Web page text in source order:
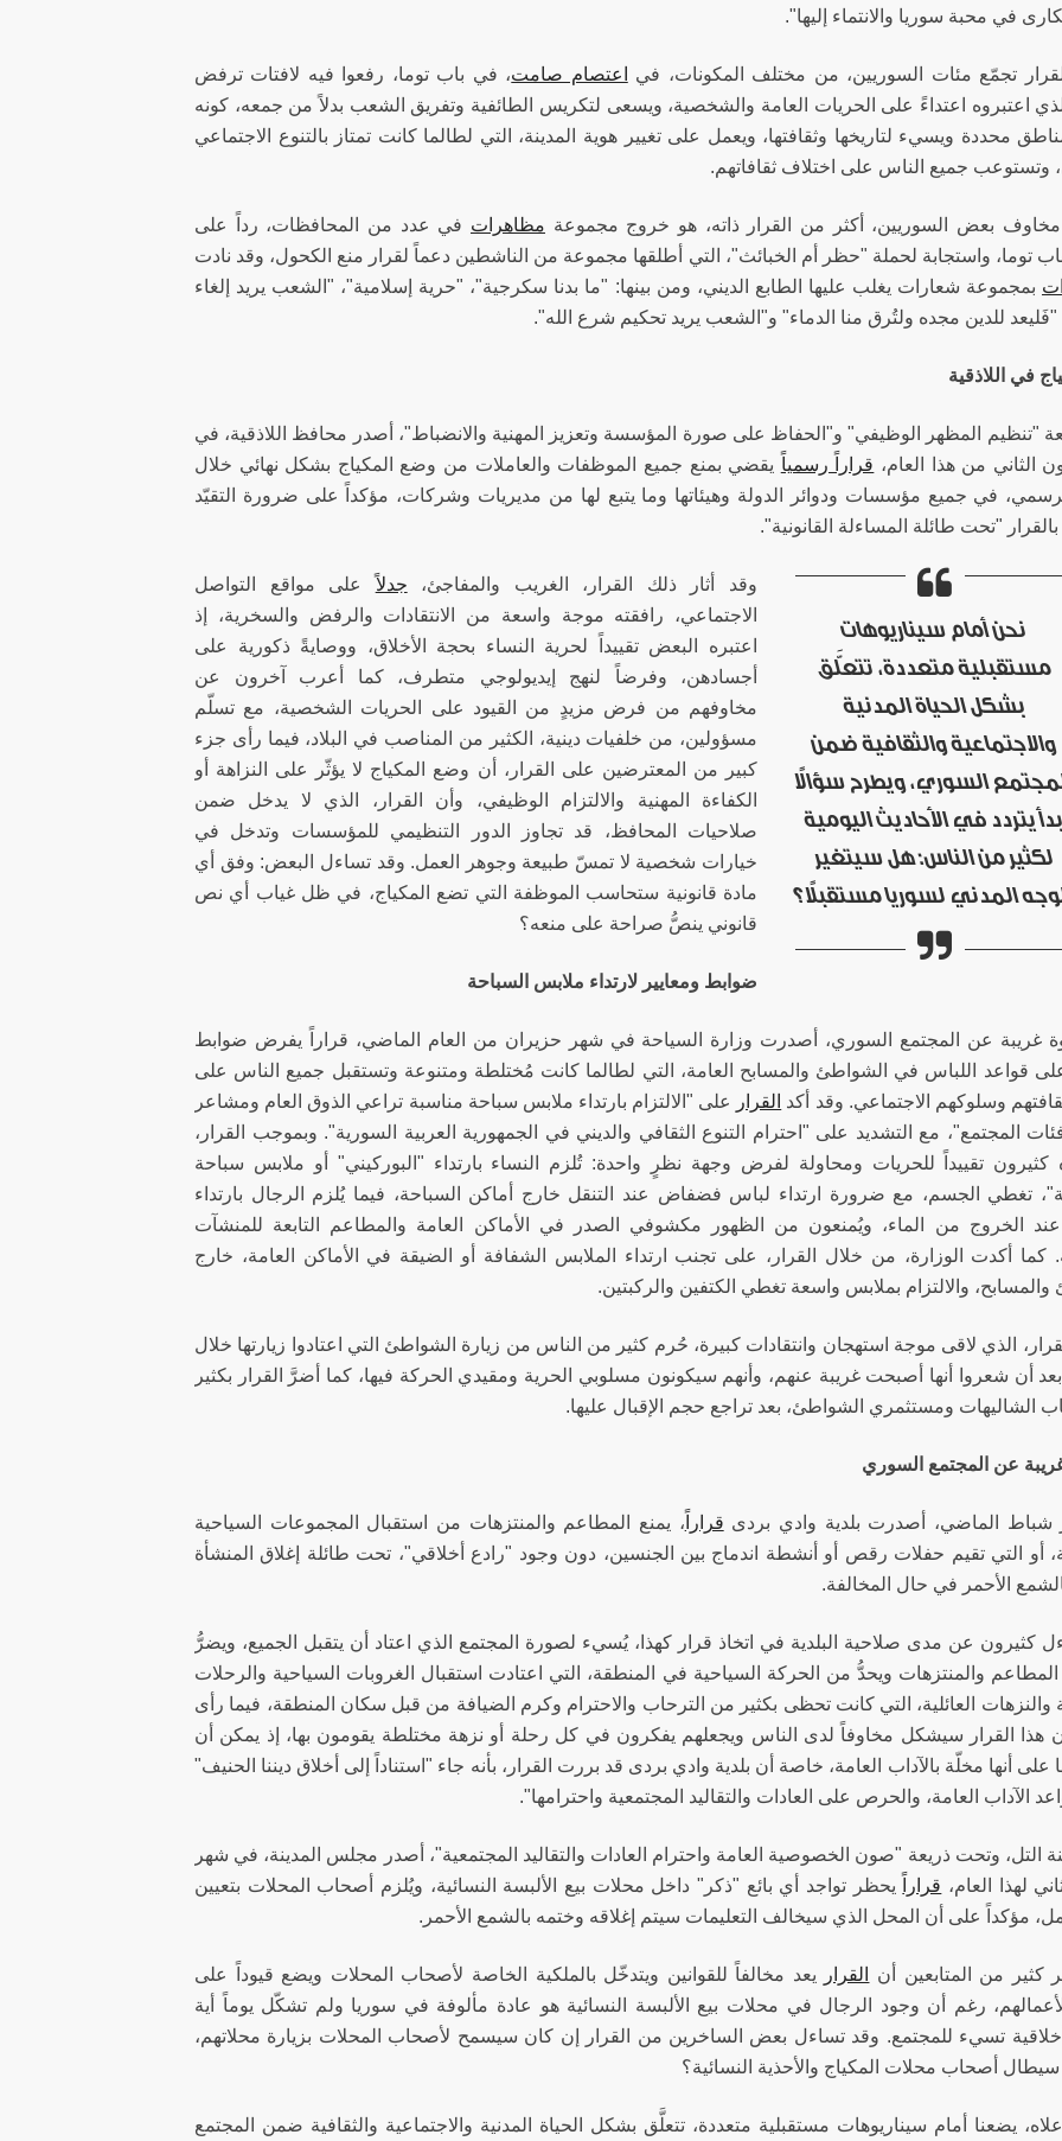
في محبة سوريا والانتماء إليها".
تجمّع مئات السوريين، من مختلف المكونات، في اعتصام صامت، في باب توما، رفعوا فيه لافتات ترفض
الذي اعتبروه اعتداءً على الحريات العامة والشخصية، ويسعى لتكريس الطائفية وتفريق الشعب بدلاً من جمعه، كونه
محددة ويسيء لتاريخها وثقافتها، ويعمل على تغيير هوية المدينة، التي لطالما كانت تمتاز بالتنوع الاجتماعي
وتستوعب جميع الناس على اختلاف ثقافاتهم.
مخاوف بعض السوريين، أكثر من القرار ذاته، هو خروج مجموعة مظاهرات في عدد من المحافظات، رداً على
توما، واستجابة لحملة "حظر أم الخبائث"، التي أطلقها مجموعة من الناشطين دعماً لقرار منع الكحول، وقد نادت
بمجموعة شعارات يغلب عليها الطابع الديني، ومن بينها: "ما بدنا سكرجية"، "حرية إسلامية"، "الشعب يريد إلغاء
"فَليعد للدين مجده ولتُرق منا الدماء" و"الشعب يريد تحكيم شرع الله".
في اللاذقية
"تنظيم المظهر الوظيفي" و"الحفاظ على صورة المؤسسة وتعزيز المهنية والانضباط"، أصدر محافظ اللاذقية، في
الثاني من هذا العام، قراراً رسمياً يقضي بمنع جميع الموظفات والعاملات من وضع المكياج بشكل نهائي خلال
في جميع مؤسسات ودوائر الدولة وهيئاتها وما يتبع لها من مديريات وشركات، مؤكداً على ضرورة التقيّد
بالقرار "تحت طائلة المساءلة القانونية".
نحن أمام سيناريوهات
مستقبلية متعددة، تتعلَّق
بشكل الحياة المدنية
والاجتماعية والثقافية ضمن
السوري، ويطرح سؤالاً
بدأ يتردد في الأحاديث اليومية
لكثير من الناس: هل سيتغير
المدني لسوريا مستقبلاً؟
وقد أثار ذلك القرار، الغريب والمفاجئ، جدلاًعلى مواقع التواصل
الاجتماعي، رافقته موجة واسعة من الانتقادات والرفض والسخرية، إذ
اعتبره البعض تقييداً لحرية النساء بحجة الأخلاق، ووصايةً ذكورية على
أجسادهن، وفرضاً لنهج إيديولوجي متطرف، كما أعرب آخرون عن
مخاوفهم من فرض مزيدٍ من القيود على الحريات الشخصية، مع تسلّم
مسؤولين، من خلفيات دينية، الكثير من المناصب في البلاد، فيما رأى جزء
كبير من المعترضين على القرار، أن وضع المكياج لا يؤثّر على النزاهة أو
الكفاءة المهنية والالتزام الوظيفي، وأن القرار، الذي لا يدخل ضمن
صلاحيات المحافظ، قد تجاوز الدور التنظيمي للمؤسسات وتدخل في
خيارات شخصية لا تمسّ طبيعة وجوهر العمل. وقد تساءل البعض: وفق أي
مادة قانونية ستحاسب الموظفة التي تضع المكياج، في ظل غياب أي نص
قانوني ينصُّ صراحة على منعه؟
ضوابط ومعايير لارتداء ملابس السباحة
غريبة عن المجتمع السوري، أصدرت وزارة السياحة في شهر حزيران من العام الماضي، قراراً يفرض ضوابط
قواعد اللباس في الشواطئ والمسابح العامة، التي لطالما كانت مُختلطة ومتنوعة وتستقبل جميع الناس على
وسلوكهم الاجتماعي. وقد أكد القرار
على "الالتزام بارتداء ملابس سباحة مناسبة تراعي الذوق العام ومشاعر
المجتمع"، مع التشديد على "احترام التنوع الثقافي والديني في الجمهورية العربية السورية". وبموجب القرار،
كثيرون تقييداً للحريات ومحاولة لفرض وجهة نظرٍ واحدة: تُلزم النساء بارتداء "البوركيني" أو ملابس سباحة
تغطي الجسم، مع ضرورة ارتداء لباس فضفاض عند التنقل خارج أماكن السباحة، فيما يُلزم الرجال بارتداء
الخروج من الماء، ويُمنعون من الظهور مكشوفي الصدر في الأماكن العامة والمطاعم التابعة للمنشآت
كما أكدت الوزارة، من خلال القرار، على تجنب ارتداء الملابس الشفافة أو الضيقة في الأماكن العامة، خارج
والمسابح، والالتزام بملابس واسعة تغطي الكتفين والركبتين.
الذي لاقى موجة استهجان وانتقادات كبيرة، حُرم كثير من الناس من زيارة الشواطئ التي اعتادوا زيارتها خلال
أن شعروا أنها أصبحت غريبة عنهم، وأنهم سيكونون مسلوبي الحرية ومقيدي الحركة فيها، كما أضرَّ القرار بكثير
الشاليهات ومستثمري الشواطئ، بعد تراجع حجم الإقبال عليها.
عن المجتمع السوري
الماضي، أصدرت بلدية وادي بردى قراراً ، يمنع المطاعم والمنتزهات من استقبال المجموعات السياحية
أو التي تقيم حفلات رقص أو أنشطة اندماج بين الجنسين، دون وجود "رادع أخلاقي"، تحت طائلة إغلاق المنشأة
الأحمر في حال المخالفة.
كثيرون عن مدى صلاحية البلدية في اتخاذ قرار كهذا، يُسيء لصورة المجتمع الذي اعتاد أن يتقبل الجميع، ويضرُّ
والمنتزهات ويحدُّ من الحركة السياحية في المنطقة، التي اعتادت استقبال الغروبات السياحية والرحلات
والنزهات العائلية، التي كانت تحظى بكثير من الترحاب والاحترام وكرم الضيافة من قبل سكان المنطقة، فيما رأى
هذا القرار سيشكل مخاوفاً لدى الناس ويجعلهم يفكرون في كل رحلة أو نزهة مختلطة يقومون بها، إذ يمكن أن
على أنها مخلّة بالآداب العامة، خاصة أن بلدية وادي بردى قد بررت القرار، بأنه جاء "استناداً إلى أخلاق ديننا الحنيف"
الآداب العامة، والحرص على العادات والتقاليد المجتمعية واحترامها".
التل، وتحت ذريعة "صون الخصوصية العامة واحترام العادات والتقاليد المجتمعية"، أصدر مجلس المدينة، في شهر
لهذا العام، قراراً
يحظر تواجد أي بائع "ذكر" داخل محلات بيع الألبسة النسائية، ويُلزم أصحاب المحلات بتعيين
مؤكداً على أن المحل الذي سيخالف التعليمات سيتم إغلاقه وختمه بالشمع الأحمر.
كثير من المتابعين أن القرار
يعد مخالفاً للقوانين ويتدخّل بالملكية الخاصة لأصحاب المحلات ويضع قيوداً على
لأعمالهم، رغم أن وجود الرجال في محلات بيع الألبسة النسائية هو عادة مألوفة في سوريا ولم تشكّل يوماً أية
تسيء للمجتمع. وقد تساءل بعض الساخرين من القرار إن كان سيسمح لأصحاب المحلات بزيارة محلاتهم،
أصحاب محلات المكياج والأحذية النسائية؟
يضعنا أمام سيناريوهات مستقبلية متعددة، تتعلَّق بشكل الحياة المدنية والاجتماعية والثقافية ضمن المجتمع